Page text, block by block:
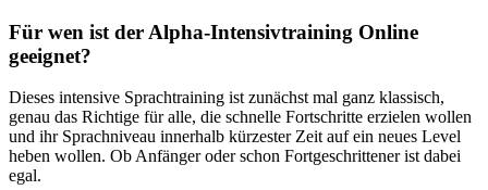
Für wen ist der Alpha-Intensivtraining Online
geeignet?
Dieses intensive Sprachtraining ist zunächst mal ganz klassisch,
genau das Richtige für alle, die schnelle Fortschritte erzielen wollen
und ihr Sprachniveau innerhalb kürzester Zeit auf ein neues Level
heben wollen. Ob Anfänger oder schon Fortgeschrittener ist dabei
egal.